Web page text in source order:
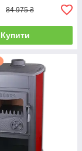
84 975 ₴
Купити